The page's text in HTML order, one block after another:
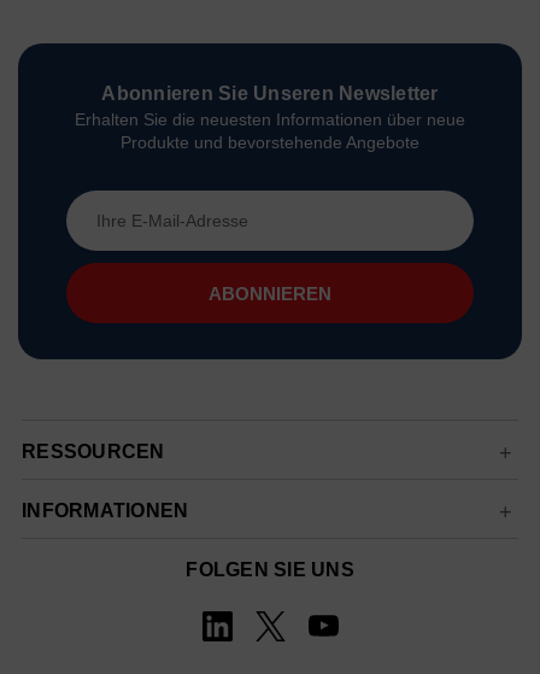
Abonnieren Sie Unseren Newsletter
Erhalten Sie die neuesten Informationen über neue
Produkte und bevorstehende Angebote
E-
Mail-
Adresse
RESSOURCEN
INFORMATIONEN
FOLGEN SIE UNS